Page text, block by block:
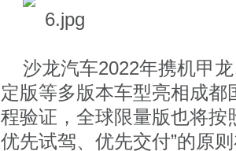
沙龙汽车2022年携机甲
定版等多版本车型亮相成
程验证，全球限量版也将按
优先试驾、优先交付”的原